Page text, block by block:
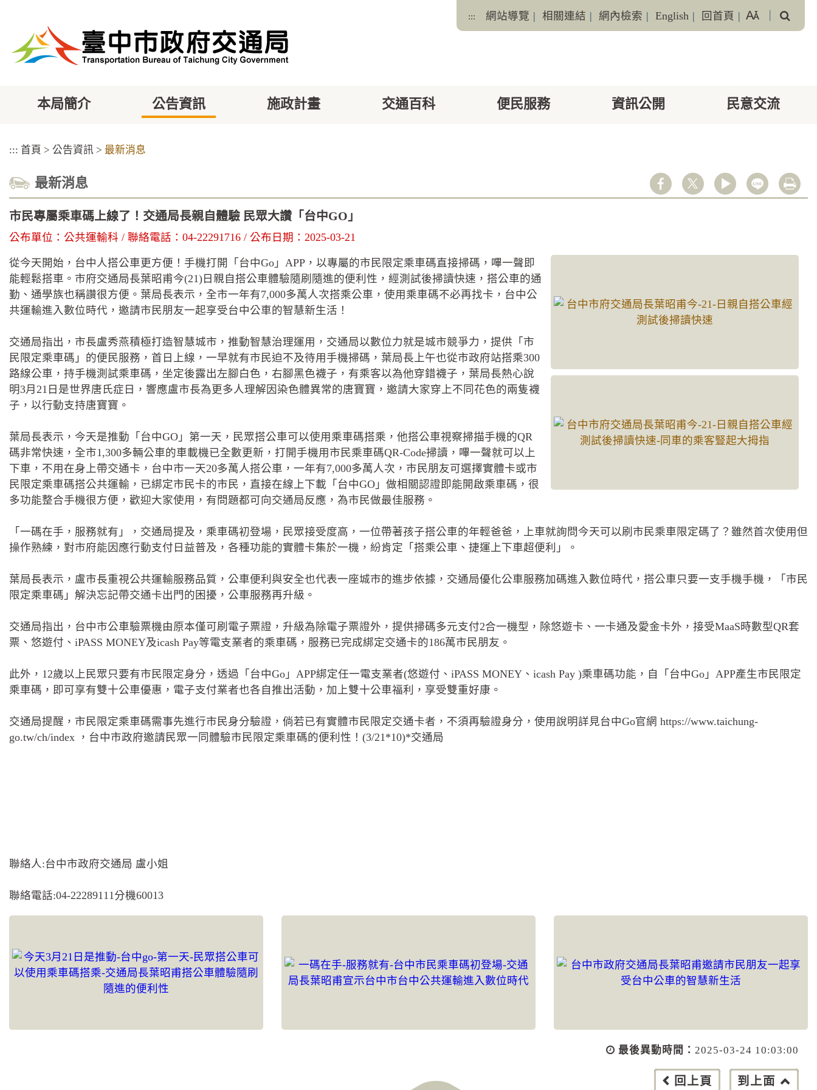
::: 網站導覽 | 相關連結 | 網內檢索 | English | 回首頁 |
尋
本局簡介 公告資訊 施政計畫 交通百科 便民服務 資訊公開 民意交流
::: 首頁 > 公告資訊 > 最新消息
最新消息
市民專屬乘車碼上線了！交通局長親自體驗 民眾大讚「台中GO」
公布單位：公共運輸科 / 聯絡電話：04-22291716 / 公布日期：2025-03-21
從今天開始，台中人搭公車更方便！手機打開「台中Go」APP，以專屬的市民限定乘車碼直接掃碼，嗶一聲即
能輕鬆搭車。市府交通局長葉昭甫今(21)日親自搭公車體驗隨刷隨進的便利性，經測試後掃讀快速，搭公車的通
勤、通學族也稱讚很方便。葉局長表示，全市一年有7,000多萬人次搭乘公車，使用乘車碼不必再找卡，台中公
共運輸進入數位時代，邀請市民朋友一起享受台中公車的智慧新生活！
交通局指出，市長盧秀燕積極打造智慧城市，推動智慧治理運用，交通局以數位力就是城市競爭力，提供「市
民限定乘車碼」的便民服務，首日上線，一早就有市民迫不及待用手機掃碼，葉局長上午也從市政府站搭乘300
路線公車，持手機測試乘車碼，坐定後露出左腳白色，右腳黑色襪子，有乘客以為他穿錯襪子，葉局長熱心說
明3月21日是世界唐氏症日，響應盧市長為更多人理解因染色體異常的唐寶寶，邀請大家穿上不同花色的兩隻襪
子，以行動支持唐寶寶。
葉局長表示，今天是推動「台中GO」第一天，民眾搭公車可以使用乘車碼搭乘，他搭公車視察掃描手機的QR
碼非常快速，全市1,300多輛公車的車載機已全數更新，打開手機用市民乘車碼QR-Code掃讀，嗶一聲就可以上
下車，不用在身上帶交通卡，台中市一天20多萬人搭公車，一年有7,000多萬人次，市民朋友可選擇實體卡或市
民限定乘車碼搭公共運輸，已綁定市民卡的市民，直接在線上下載「台中GO」做相關認證即能開啟乘車碼，很
多功能整合手機很方便，歡迎大家使用，有問題都可向交通局反應，為市民做最佳服務。
「一碼在手，服務就有」，交通局提及，乘車碼初登場，民眾接受度高，一位帶著孩子搭公車的年輕爸爸，上車就詢問今天可以刷市民乘車限定碼了？雖然首次使用但
操作熟練，對市府能因應行動支付日益普及，各種功能的實體卡集於一機，紛肯定「搭乘公車、捷運上下車超便利」。
葉局長表示，盧市長重視公共運輸服務品質，公車便利與安全也代表一座城市的進步依據，交通局優化公車服務加碼進入數位時代，搭公車只要一支手機手機，「市民
限定乘車碼」解決忘記帶交通卡出門的困擾，公車服務再升級。
交通局指出，台中市公車驗票機由原本僅可刷電子票證，升級為除電子票證外，提供掃碼多元支付2合一機型，除悠遊卡、一卡通及愛金卡外，接受MaaS時數型QR套
票、悠遊付、iPASS MONEY及icash Pay等電支業者的乘車碼，服務已完成綁定交通卡的186萬市民朋友。
此外，12歲以上民眾只要有市民限定身分，透過「台中Go」APP綁定任一電支業者(悠遊付、iPASS MONEY、icash Pay )乘車碼功能，自「台中Go」APP產生市民限定
乘車碼，即可享有雙十公車優惠，電子支付業者也各自推出活動，加上雙十公車福利，享受雙重好康。
交通局提醒，市民限定乘車碼需事先進行市民身分驗證，倘若已有實體市民限定交通卡者，不須再驗證身分，使用說明詳見台中Go官網 https://www.taichung-
go.tw/ch/index ，台中市政府邀請民眾一同體驗市民限定乘車碼的便利性！(3/21*10)*交通局
聯絡人:台中市政府交通局 盧小姐
聯絡電話:04-22289111分機60013
最後異動時間： 2025-03-24 10:03:00
回上頁 到上面